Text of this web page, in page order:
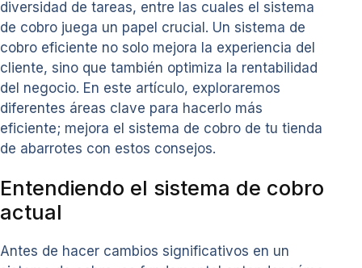
diversidad de tareas, entre las cuales el sistema
de cobro juega un papel crucial. Un sistema de
cobro eficiente no solo mejora la experiencia del
cliente, sino que también optimiza la rentabilidad
del negocio. En este artículo, exploraremos
diferentes áreas clave para hacerlo más
eficiente; mejora el sistema de cobro de tu tienda
de abarrotes con estos consejos.
Entendiendo el sistema de cobro
actual
Antes de hacer cambios significativos en un